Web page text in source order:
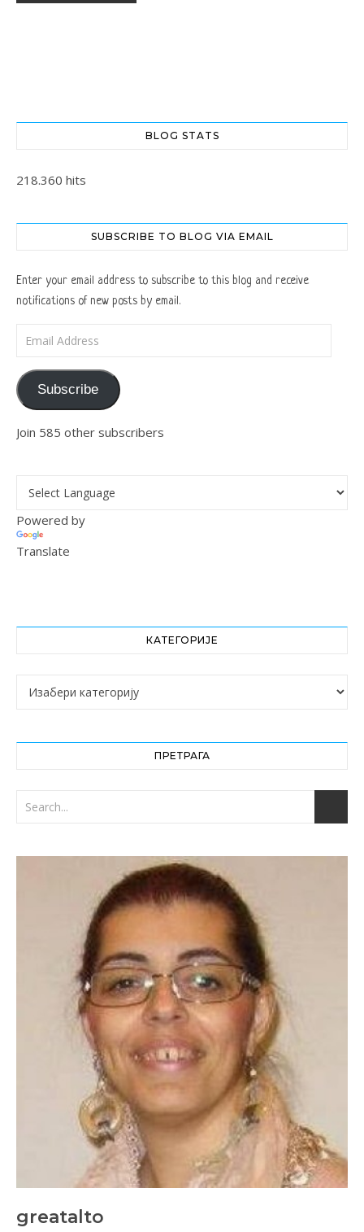
BLOG STATS
218.360 hits
SUBSCRIBE TO BLOG VIA EMAIL
Enter your email address to subscribe to this blog and receive
notifications of new posts by email.
Subscribe
Join 585 other subscribers
Powered by
Translate
КАТЕГОРИЈЕ
Категорије
ПРЕТРАГА
greatalto